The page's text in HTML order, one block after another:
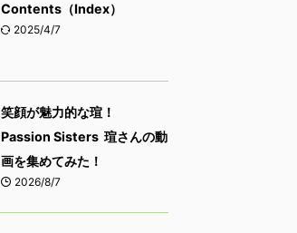
Contents（Index）
2025/4/7
笑顔が魅力的な瑄！
Passion Sisters 瑄さんの動
画を集めてみた！
2026/8/7